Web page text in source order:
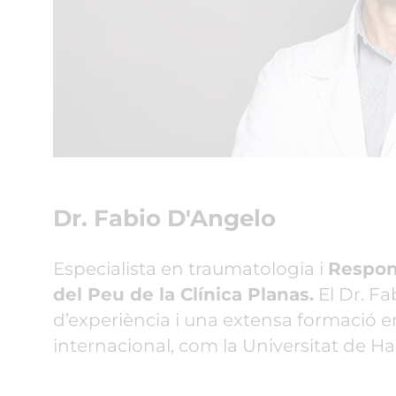
Dr. Fabio D'Angelo
Especialista en traumatologia i
del Peu de la Clínica Planas. El Dr.
d’experiència i una extensa formació
internacional, com la Universitat de